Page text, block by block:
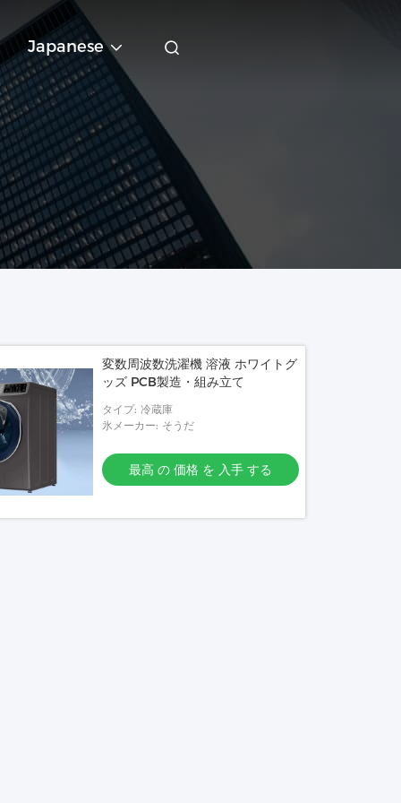
Japanese
変数周波数洗濯機 溶液 ホワイトグ
ッズ PCB製造・組み立て
タイプ: 冷蔵庫
氷メーカー: そうだ
最高 の 価格 を 入手 する